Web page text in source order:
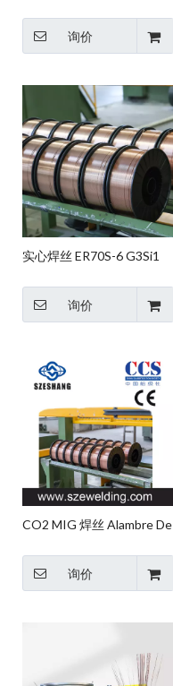
询价
实心焊丝 ER70S-6 G3Si1
询价
CO2 MIG 焊丝 Alambre De
询价